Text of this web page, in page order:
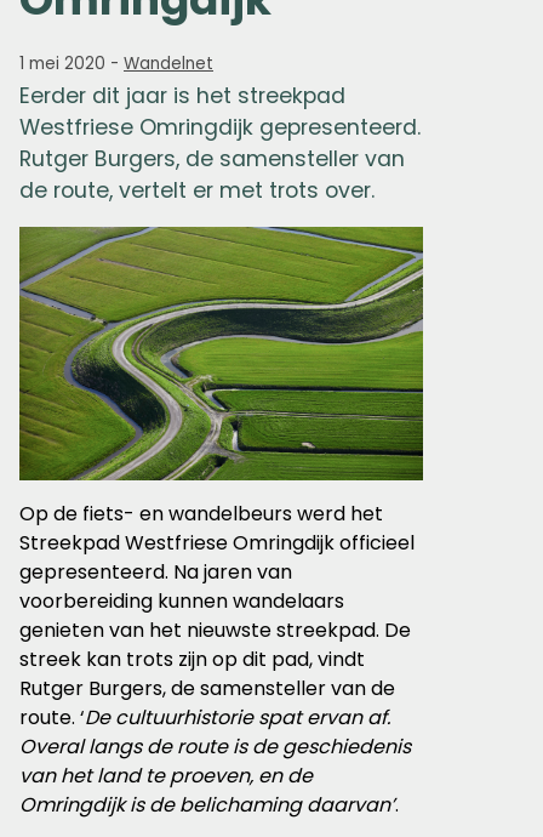
1 mei 2020 - Wandelnet
Eerder dit jaar is het streekpad
Westfriese Omringdijk gepresenteerd.
Rutger Burgers, de samensteller van
de route, vertelt er met trots over.
Op de fiets- en wandelbeurs werd het
Streekpad Westfriese Omringdijk officieel
gepresenteerd. Na jaren van
voorbereiding kunnen wandelaars
genieten van het nieuwste streekpad. De
streek kan trots zijn op dit pad, vindt
Rutger Burgers, de samensteller van de
route. ‘De cultuurhistorie spat ervan af.
Overal langs de route is de geschiedenis
van het land te proeven, en de
Omringdijk is de belichaming daarvan’.